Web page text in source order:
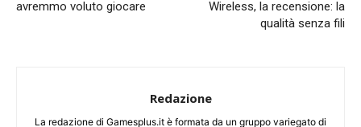
avremmo voluto giocare
Wireless, la recensione: la
qualità senza fili
Redazione
La redazione di Gamesplus.it è formata da un gruppo variegato di